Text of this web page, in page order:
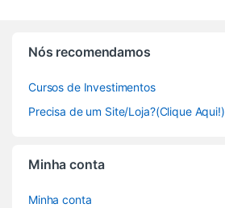
Nós recomendamos
Cursos de Investimentos
Precisa de um Site/Loja?(Clique Aqui!)
Minha conta
Minha conta